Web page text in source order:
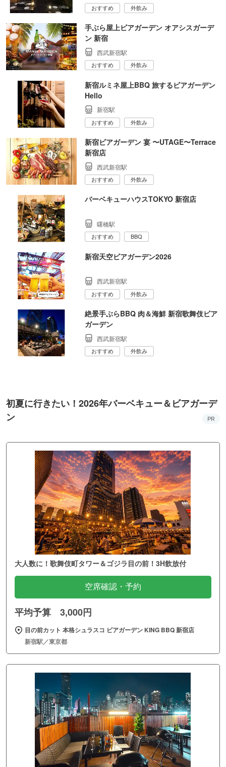
おすすめ 外飲み
手ぶら屋上ビアガーデン オアシスガーデ
ン 新宿
西武新宿駅
おすすめ 外飲み
新宿ルミネ屋上BBQ 旅するビアガーデン
Hello
新宿駅
おすすめ 外飲み
新宿ビアガーデン 宴 〜UTAGE〜Terrace
新宿店
西武新宿駅
おすすめ 外飲み
バーベキューハウスTOKYO 新宿店
曙橋駅
おすすめ BBQ
新宿天空ビアガーデン2026
西武新宿駅
おすすめ 外飲み
絶景手ぶらBBQ 肉＆海鮮 新宿歌舞伎ビア
ガーデン
西武新宿駅
おすすめ 外飲み
初夏に行きたい！2026年バーベキュー＆ビアガーデ
ン
PR
大人数に！歌舞伎町タワー＆ゴジラ目の前！3H飲放付
空席確認・予約
平均予算 3,000円
目の前カット 本格シュラスコ ビアガーデン KING BBQ 新宿店
新宿駅／東京都